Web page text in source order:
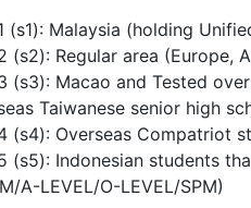
(s1): Malaysia (holding
(s2): Regular area (Europe,
(s3): Macao and Tested
Taiwanese senior high
(s4): Overseas Compatriot
(s5): Indonesian students
A-LEVEL/O-LEVEL/SPM)